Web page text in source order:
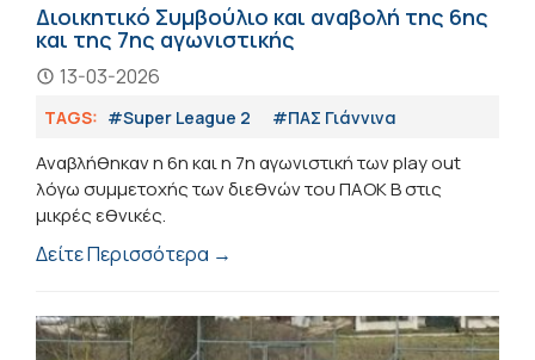
Διοικητικό Συμβούλιο και αναβολή της 6ης
και της 7ης αγωνιστικής
13-03-2026
TAGS: #Super League 2 #ΠΑΣ Γιάννινα
Αναβλήθηκαν η 6η και η 7η αγωνιστική των play out
λόγω συμμετοχής των διεθνών του ΠΑΟΚ Β στις
μικρές εθνικές.
Δείτε Περισσότερα →